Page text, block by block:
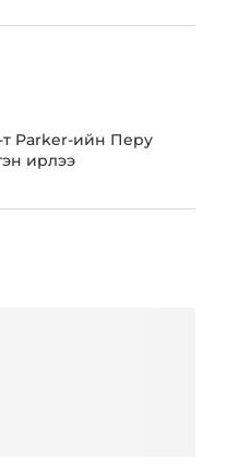
Parker-ийн Перу
ирлээ